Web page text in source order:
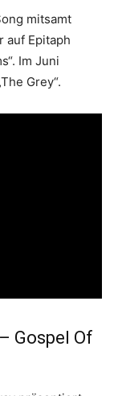
mitsamt
auf Epitaph
Im Juni
Grey“.
Gospel Of